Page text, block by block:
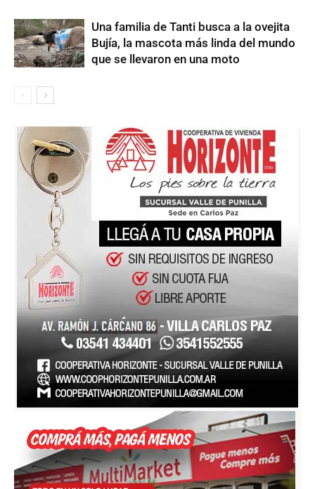
Una familia de Tanti busca a la ovejita
Bujía, la mascota más linda del mundo
que se llevaron en una moto